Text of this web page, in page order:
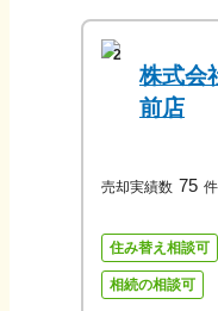
2
株式会
前店
売却実績数 75 件
住み替え相談可
相続の相談可